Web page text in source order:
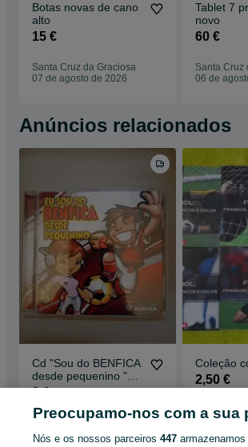
Botas novas de cano
alto
15 €
Santa Cruz da Graciosa
07 de agosto de 2026
Tablet 7
novo
60 €
Santa Cruz
06 de
Anúncios relacionados
Cd "Sou do BENFICA
desde pequenino "
Novo
8 €
30 de julho de 2026
Coleção
2,50 €
30 de julho
Preocupamo-nos com a sua
Nós e os nossos parceiros447